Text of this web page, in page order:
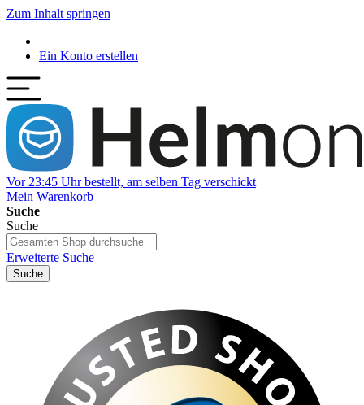
Zum Inhalt springen
Ein Konto erstellen
Vor 23:45 Uhr bestellt, am selben Tag verschickt
Mein Warenkorb
Suche
Suche
Erweiterte Suche
Suche